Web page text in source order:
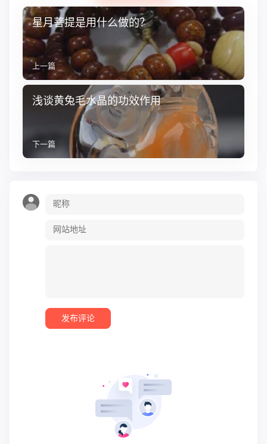
星月菩提是用什么做的？
上一篇
浅谈黄兔毛水晶的功效作用
下一篇